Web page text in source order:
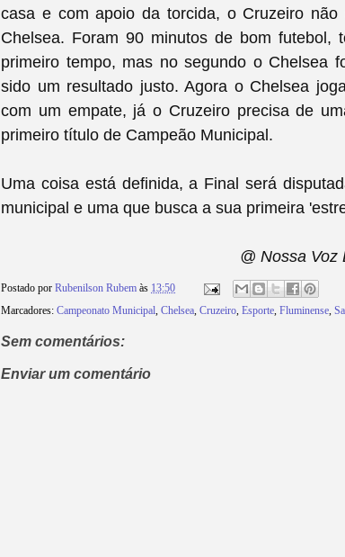
casa e com apoio da torcida, o Cruzeiro
Chelsea. Foram 90 minutos de bom futebol,
primeiro tempo, mas no segundo o Chelsea
sido um resultado justo. Agora o Chelsea
com um empate, já o Cruzeiro precisa de
primeiro título de Campeão Municipal.
Uma coisa está definida, a Final será
municipal e uma que busca a sua primeira
@ Nossa Voz
Postado por Rubenilson Rubem às 13:50
Marcadores: Campeonato Municipal, Chelsea, Cruzeiro, Esporte, Fluminense,
Sem comentários:
Enviar um comentário